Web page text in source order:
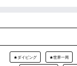
★ダイビング ★世界一周